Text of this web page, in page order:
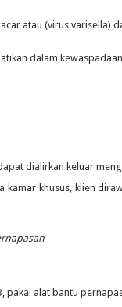
atau (virus varisella)
dalam
dialirkan keluar
kamar khusus, klien
pakai alat bantu